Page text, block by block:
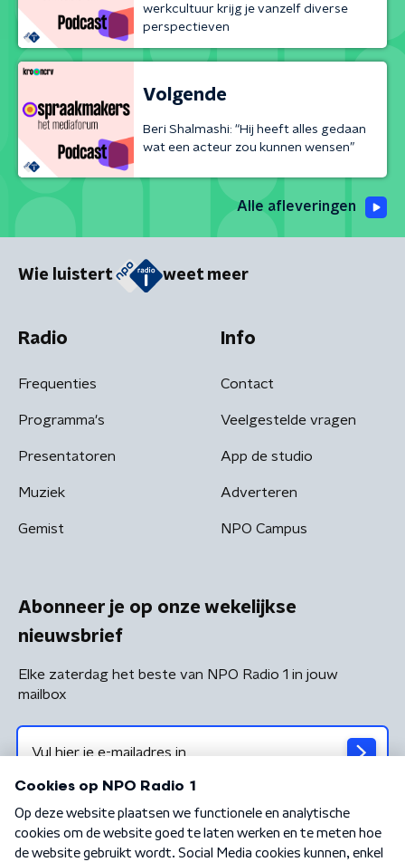
werkcultuur krijg je vanzelf diverse
perspectieven
Volgende
Beri Shalmashi: “Hij heeft alles gedaan
wat een acteur zou kunnen wensen”
Alle afleveringen
Wie luistert weet meer
Radio
Frequenties
Programma's
Presentatoren
Muziek
Gemist
Info
Contact
Veelgestelde vragen
App de studio
Adverteren
NPO Campus
Abonneer je op onze wekelijkse
nieuwsbrief
Elke zaterdag het beste van NPO Radio 1 in jouw
mailbox